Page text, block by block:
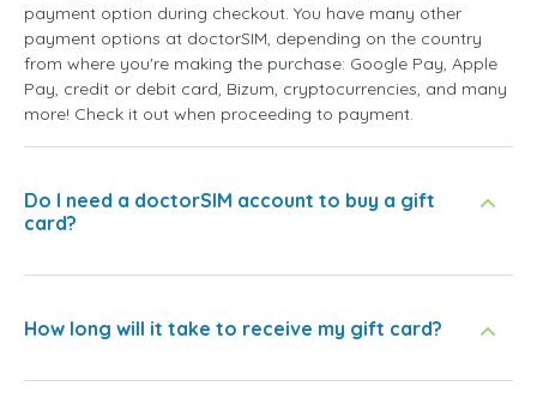
payment option during checkout. You have many other
payment options at doctorSIM, depending on the country
from where you're making the purchase: Google Pay, Apple
Pay, credit or debit card, Bizum, cryptocurrencies, and many
more! Check it out when proceeding to payment.
Do I need a doctorSIM account to buy a gift
card?
How long will it take to receive my gift card?